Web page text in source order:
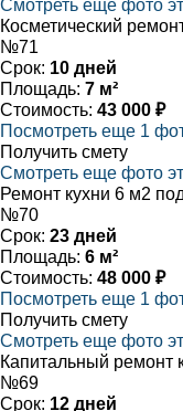
Смотреть еще фото
Косметический
№71
Срок: 10 дней
Площадь: 7 м²
Стоимость: 43 000 ₽
Посмотреть еще 1
Получить смету
Смотреть еще фото
Ремонт кухни 6 м2
№70
Срок: 23 дней
Площадь: 6 м²
Стоимость: 48 000 ₽
Посмотреть еще 1
Получить смету
Смотреть еще фото
Капитальный ремонт
№69
Срок: 12 дней